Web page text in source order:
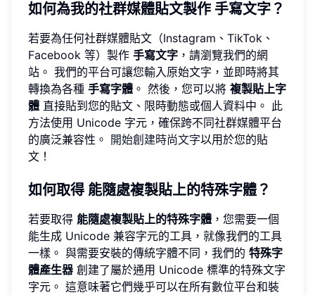
如何為我的社群媒體貼文製作 手寫文字 ？
若要為任何社群媒體貼文（Instagram、TikTok、
Facebook 等）製作 手寫文字 ，請瀏覽我們的網
站。 我們的平台可讓您輸入原始文字，並即時將其
轉換為各種 手寫字體 。 然後，您可以將 複製貼上字
體 直接貼到您的貼文、限時動態或個人資料中。 此
方法使用 Unicode 字元，確保跨不同社群媒體平台
的廣泛兼容性。 開始創建時尚文字以用於您的貼
文！
如何取得 能隨處複製貼上的特殊字體 ？
若要取得 能隨處複製貼上的特殊字體 ，您需要一個
能生成 Unicode 兼容字元的工具，就像我們的工具
一樣。 與需要安裝的傳統字體不同，我們的 特殊字
體產生器 創建了屬於通用 Unicode 標準的特殊文字
字元。 這意味著它們幾乎可以在所有數位平台和裝